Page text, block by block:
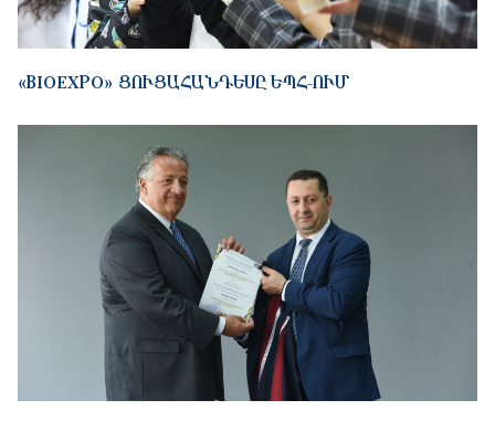
«BIOEXPO» ՑՈՒՑԱՀԱՆԴԵՍԸ ԵՊՀ-ՈՒՄ